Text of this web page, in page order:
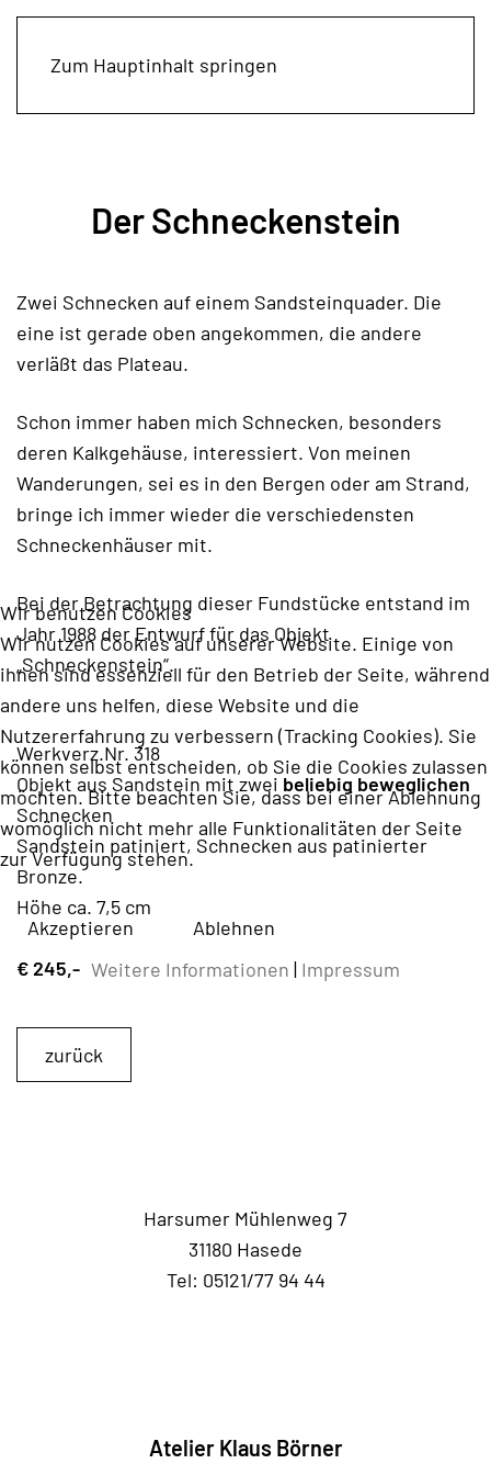
Zum Hauptinhalt springen
Der Schneckenstein
Zwei Schnecken auf einem Sandsteinquader. Die
eine ist gerade oben angekommen, die andere
verläßt das Plateau.
Schon immer haben mich Schnecken, besonders
deren Kalkgehäuse, interessiert. Von meinen
Wanderungen, sei es in den Bergen oder am Strand,
bringe ich immer wieder die verschiedensten
Schneckenhäuser mit.
Bei der Betrachtung dieser Fundstücke entstand im
Jahr 1988 der Entwurf für das Objekt
„Schneckenstein“.
Werkverz.Nr. 318
Objekt aus Sandstein mit zwei beliebig beweglichen
Schnecken
Sandstein patiniert, Schnecken aus patinierter
Bronze.
Höhe ca. 7,5 cm
€ 245,-
zurück
Harsumer Mühlenweg 7
31180 Hasede
Tel: 05121/77 94 44
Atelier Klaus Börner
Wir benutzen Cookies
Wir nutzen Cookies auf unserer Website. Einige von
ihnen sind essenziell für den Betrieb der Seite, während
andere uns helfen, diese Website und die
Nutzererfahrung zu verbessern (Tracking Cookies). Sie
können selbst entscheiden, ob Sie die Cookies zulassen
möchten. Bitte beachten Sie, dass bei einer Ablehnung
womöglich nicht mehr alle Funktionalitäten der Seite
zur Verfügung stehen.
Akzeptieren
Ablehnen
Weitere Informationen | Impressum